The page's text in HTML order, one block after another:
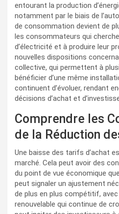
entourant la production
notamment par le biais de
de consommation devient de
les consommateurs qui
d’électricité et à produire leur
nouvelles dispositions
collective, qui permettent à
bénéficier d’une même
continuent d’évoluer, rendant
décisions d’achat et
Comprendre les
de la Réduction
Une baisse des tarifs d’achat
marché. Cela peut avoir des
du point de vue économique
peut signaler un ajustement
de plus en plus compétitif, avec
renouvelable qui continue de